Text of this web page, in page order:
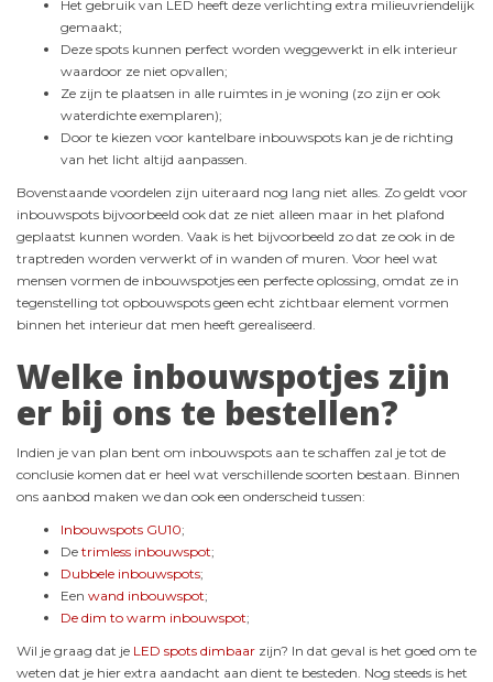
Het gebruik van LED heeft deze verlichting extra milieuvriendelijk
gemaakt;
Deze spots kunnen perfect worden weggewerkt in elk interieur
waardoor ze niet opvallen;
Ze zijn te plaatsen in alle ruimtes in je woning (zo zijn er ook
waterdichte exemplaren);
Door te kiezen voor kantelbare inbouwspots kan je de richting
van het licht altijd aanpassen.
Bovenstaande voordelen zijn uiteraard nog lang niet alles. Zo geldt voor
inbouwspots bijvoorbeeld ook dat ze niet alleen maar in het plafond
geplaatst kunnen worden. Vaak is het bijvoorbeeld zo dat ze ook in de
traptreden worden verwerkt of in wanden of muren. Voor heel wat
mensen vormen de inbouwspotjes een perfecte oplossing, omdat ze in
tegenstelling tot opbouwspots geen echt zichtbaar element vormen
binnen het interieur dat men heeft gerealiseerd.
Welke inbouwspotjes zijn
er bij ons te bestellen?
Indien je van plan bent om inbouwspots aan te schaffen zal je tot de
conclusie komen dat er heel wat verschillende soorten bestaan. Binnen
ons aanbod maken we dan ook een onderscheid tussen:
Inbouwspots GU10;
De trimless inbouwspot;
Dubbele inbouwspots;
Een wand inbouwspot;
De dim to warm inbouwspot;
Wil je graag dat je LED spots dimbaar zijn? In dat geval is het goed om te
weten dat je hier extra aandacht aan dient te besteden. Nog steeds is het